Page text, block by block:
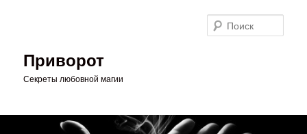
Приворот
Секреты любовной магии